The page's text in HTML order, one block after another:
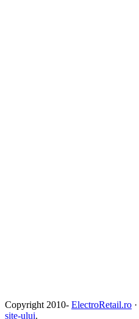
Copyright 2010- ElectroRetail.ro ·
site-ului.